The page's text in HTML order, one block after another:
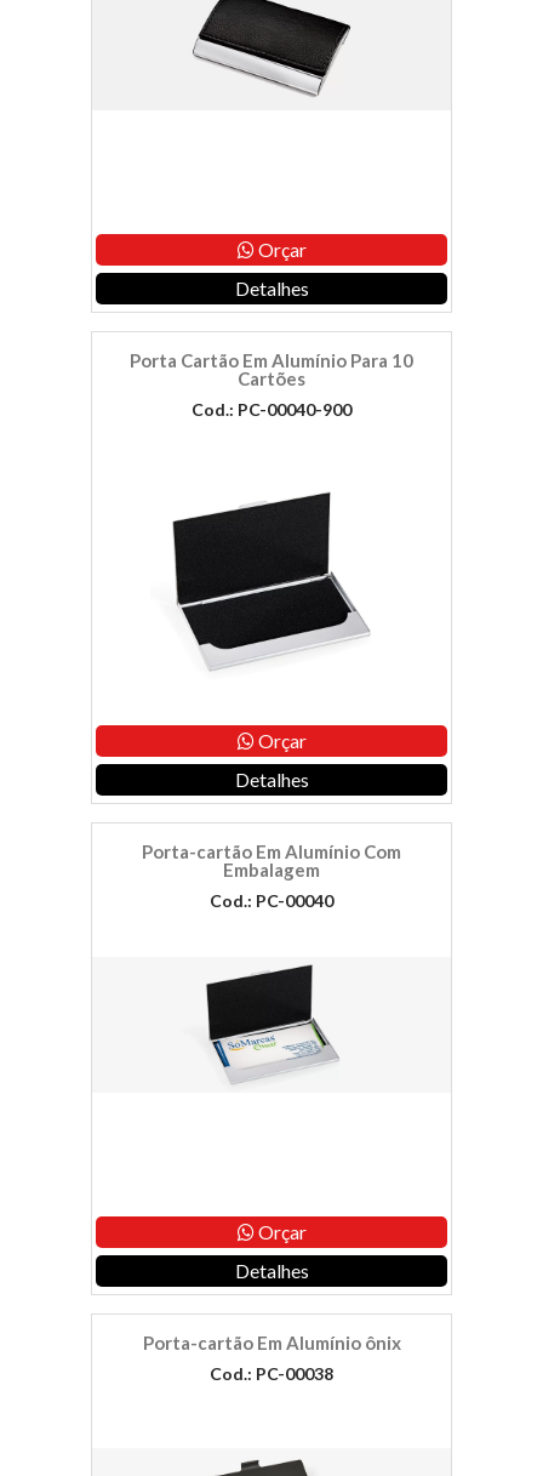
Orçar
Detalhes
Porta Cartão Em Alumínio Para 10
Cartões
Cod.: PC-00040-900
Orçar
Detalhes
Porta-cartão Em Alumínio Com
Embalagem
Cod.: PC-00040
Orçar
Detalhes
Porta-cartão Em Alumínio ônix
Cod.: PC-00038